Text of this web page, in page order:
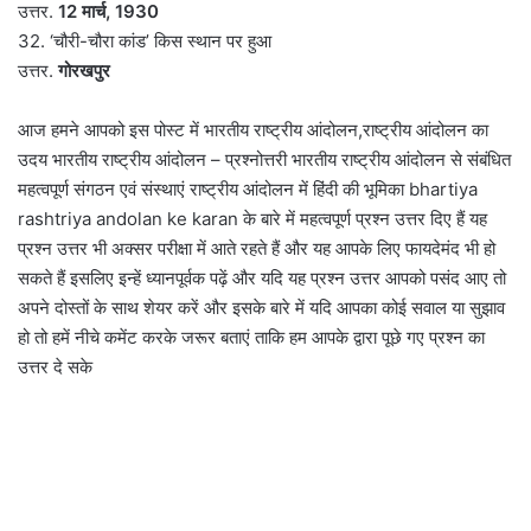
उत्तर. 12 मार्च, 1930
32. ‘चौरी-चौरा कांड’ किस स्थान पर हुआ
उत्तर.गोरखपुर
आज हमने आपको इस पोस्ट में भारतीय राष्ट्रीय आंदोलन,राष्ट्रीय आंदोलन का
उदय भारतीय राष्ट्रीय आंदोलन – प्रश्नोत्तरी भारतीय राष्ट्रीय आंदोलन से संबंधित
महत्वपूर्ण संगठन एवं संस्थाएं राष्ट्रीय आंदोलन में हिंदी की भूमिका bhartiya
rashtriya andolan ke karan के बारे में महत्वपूर्ण प्रश्न उत्तर दिए हैं यह
प्रश्न उत्तर भी अक्सर परीक्षा में आते रहते हैं और यह आपके लिए फायदेमंद भी हो
सकते हैं इसलिए इन्हें ध्यानपूर्वक पढ़ें और यदि यह प्रश्न उत्तर आपको पसंद आए तो
अपने दोस्तों के साथ शेयर करें और इसके बारे में यदि आपका कोई सवाल या सुझाव
हो तो हमें नीचे कमेंट करके जरूर बताएं ताकि हम आपके द्वारा पूछे गए प्रश्न का
उत्तर दे सके